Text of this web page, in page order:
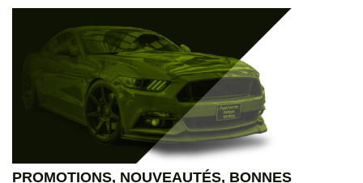
PROMOTIONS, NOUVEAUTÉS, BONNES